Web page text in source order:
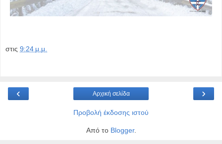
στις 9:24 μ.μ.
‹ ›
Αρχική σελίδα
Προβολή έκδοσης ιστού
Από το Blogger.